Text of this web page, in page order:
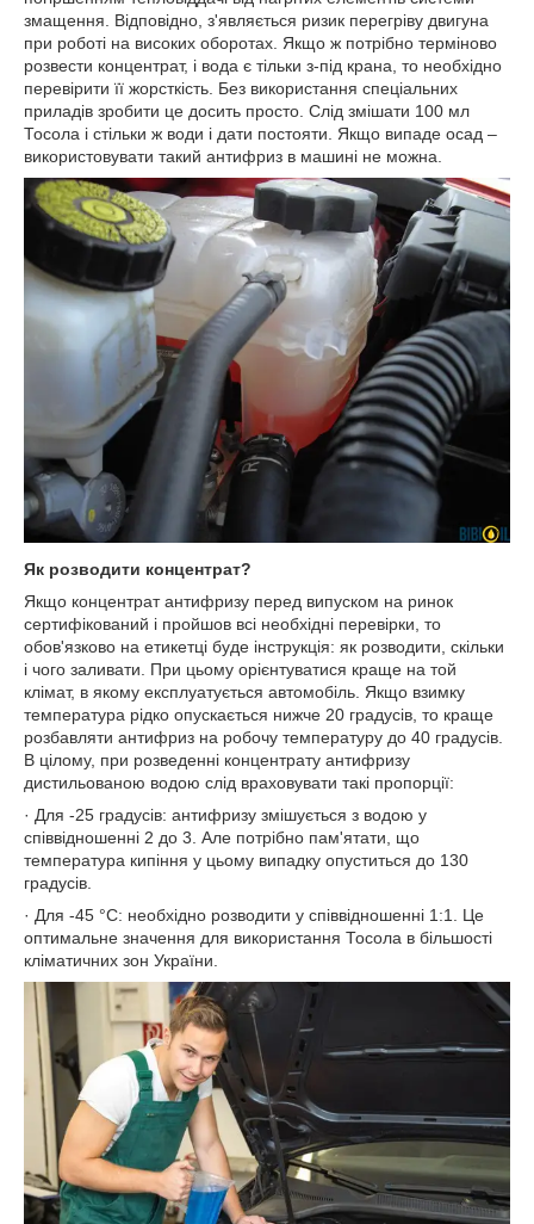
змащення. Відповідно, з'являється ризик перегріву двигуна
при роботі на високих оборотах. Якщо ж потрібно терміново
розвести концентрат, і вода є тільки з-під крана, то необхідно
перевірити її жорсткість. Без використання спеціальних
приладів зробити це досить просто. Слід змішати 100 мл
Тосола і стільки ж води і дати постояти. Якщо випаде осад –
використовувати такий антифриз в машині не можна.
Як розводити концентрат?
Якщо концентрат антифризу перед випуском на ринок
сертифікований і пройшов всі необхідні перевірки, то
обов'язково на етикетці буде інструкція: як розводити, скільки
і чого заливати. При цьому орієнтуватися краще на той
клімат, в якому експлуатується автомобіль. Якщо взимку
температура рідко опускається нижче 20 градусів, то краще
розбавляти антифриз на робочу температуру до 40 градусів.
В цілому, при розведенні концентрату антифризу
дистильованою водою слід враховувати такі пропорції:
· Для -25 градусів: антифризу змішується з водою у
співвідношенні 2 до 3. Але потрібно пам'ятати, що
температура кипіння у цьому випадку опуститься до 130
градусів.
· Для -45 °C: необхідно розводити у співвідношенні 1:1. Це
оптимальне значення для використання Тосола в більшості
кліматичних зон України.